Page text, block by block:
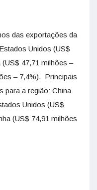
das exportações da
Unidos (US$
(US$ 47,71 milhões –
– 7,4%). Principais
para a região: China
Unidos (US$
(US$ 74,91 milhões